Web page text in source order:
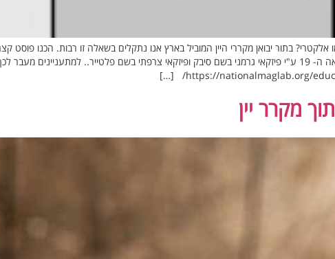
אלקטרי? בתור יבואן מקררי היין המוביל בארץ אנו נתקלים בשאלה זו רבות. הכנו
https://nationalmaglab.org/
מקרר יין